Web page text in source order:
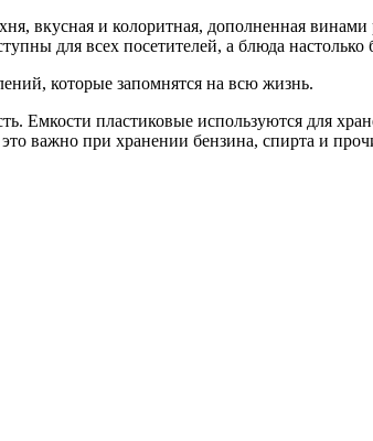
вкусная и колоритная, дополненная
для всех посетителей, а блюда
которые запомнятся на всю жизнь.
Емкости пластиковые используются для
важно при хранении бензина, спирта и